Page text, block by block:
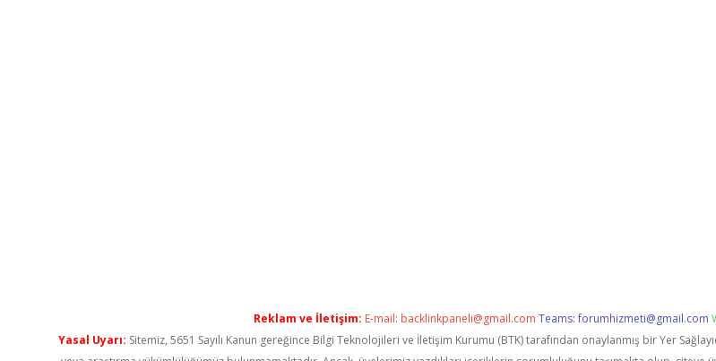
Reklam ve İletişim: E-mail: backlinkpaneli@gmail.com Teams:forumhizmeti@gmail.com
Yasal Uyarı: Sitemiz, 5651 Sayılı Kanun gereğince Bilgi Teknolojileri ve İletişim Kurumu (BTK) tarafından onaylanmış bir Yer